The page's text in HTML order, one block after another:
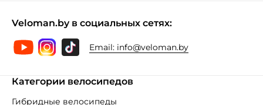
Veloman.by в социальных сетях:
Email: info@veloman.by
Категории велосипедов
Гибридные велосипеды